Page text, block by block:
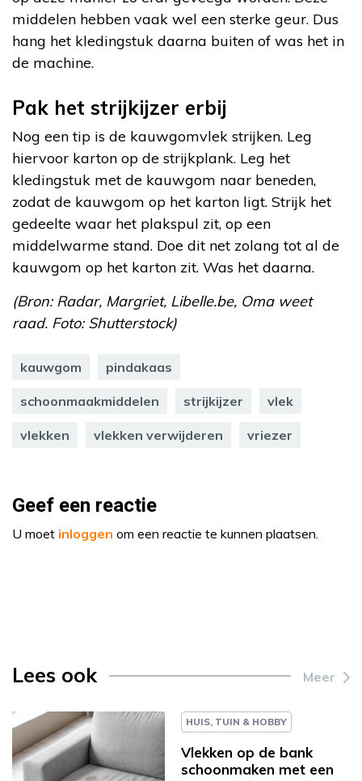
middelen hebben vaak wel een sterke geur. Dus
hang het kledingstuk daarna buiten of was het in
de machine.
Pak het strijkijzer erbij
Nog een tip is de kauwgomvlek strijken. Leg
hiervoor karton op de strijkplank. Leg het
kledingstuk met de kauwgom naar beneden,
zodat de kauwgom op het karton ligt. Strijk het
gedeelte waar het plakspul zit, op een
middelwarme stand. Doe dit net zolang tot al de
kauwgom op het karton zit. Was het daarna.
(Bron: Radar, Margriet, Libelle.be, Oma weet
raad. Foto: Shutterstock)
kauwgom pindakaas
schoonmaakmiddelen strijkijzer vlek
vlekken vlekken verwijderen vriezer
Geef een reactie
U moet inloggen om een reactie te kunnen plaatsen.
Lees ook Meer
HUIS, TUIN & HOBBY
Vlekken op de bank
schoonmaken met een